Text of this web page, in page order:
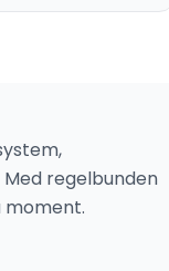
regelbunden
moment.